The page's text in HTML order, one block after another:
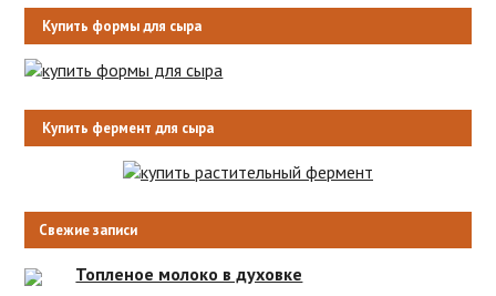
Купить формы для сыра
Купить фермент для сыра
Свежие записи
Топленое молоко в духовке